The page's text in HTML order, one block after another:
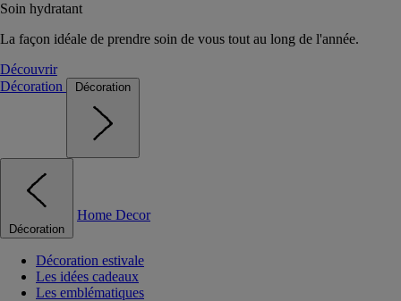
Soin hydratant
La façon idéale de prendre soin de vous tout au long de l'année.
Découvrir
Décoration
Décoration
Décoration
Home Decor
Décoration estivale
Les idées cadeaux
Les emblématiques